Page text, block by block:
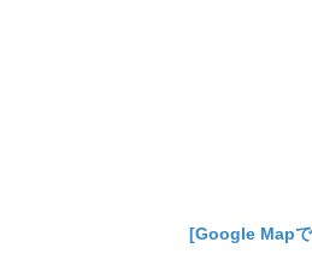
[Google Map